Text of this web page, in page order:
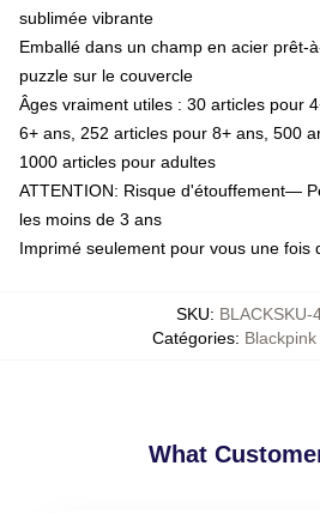
sublimée vibrante
Emballé dans un champ en acier prêt-
puzzle sur le couvercle
Âges vraiment utiles : 30 articles pour
6+ ans, 252 articles pour 8+ ans, 500
1000 articles pour adultes
ATTENTION: Risque d'étouffement—
les moins de 3 ans
Imprimé seulement pour vous une fois
SKU: BLACKSKU-
Catégories:
What